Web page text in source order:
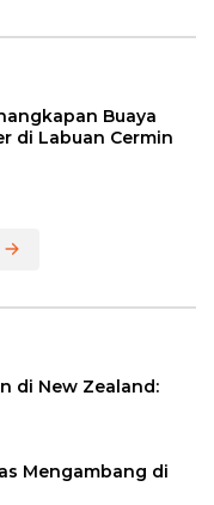
Buaya
di Labuan Cermin
di New Zealand:
Mengambang di